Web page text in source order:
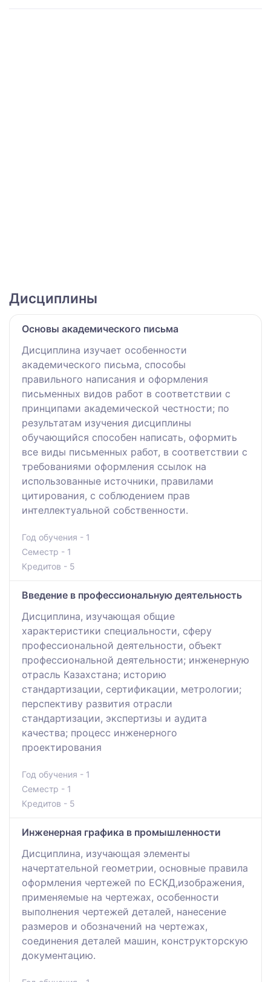
Дисциплины
Основы академического письма
Дисциплина изучает особенности
академического письма, способы
правильного написания и оформления
письменных видов работ в соответствии с
принципами академической честности; по
результатам изучения дисциплины
обучающийся способен написать, оформить
все виды письменных работ, в соответствии с
требованиями оформления ссылок на
использованные источники, правилами
цитирования, с соблюдением прав
интеллектуальной собственности.
Год обучения - 1
Семестр - 1
Кредитов - 5
Введение в профессиональную деятельность
Дисциплина, изучающая общие
характеристики специальности, сферу
профессиональной деятельности, объект
профессиональной деятельности; инженерную
отрасль Казахстана; историю
стандартизации, сертификации, метрологии;
перспективу развития отрасли
стандартизации, экспертизы и аудита
качества; процесс инженерного
проектирования
Год обучения - 1
Семестр - 1
Кредитов - 5
Инженерная графика в промышленности
Дисциплина, изучающая элементы
начертательной геометрии, основные правила
оформления чертежей по ЕСКД,изображения,
применяемые на чертежах, особенности
выполнения чертежей деталей, нанесение
размеров и обозначений на чертежах,
соединения деталей машин, конструкторскую
документацию.